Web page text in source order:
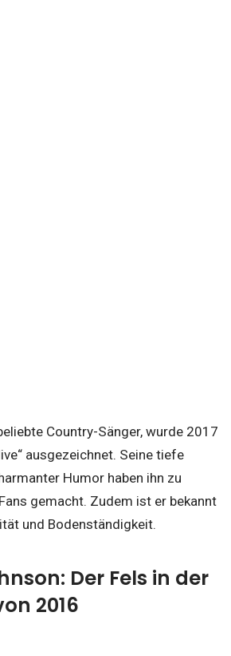
Country-Sänger, wurde 2017
ausgezeichnet. Seine tiefe
Humor haben ihn zu
gemacht. Zudem ist er bekannt
und Bodenständigkeit.
Der Fels in der
2016